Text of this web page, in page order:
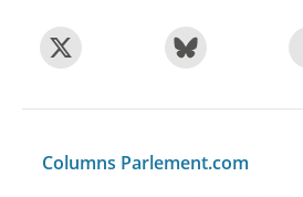
Columns Parlement.com